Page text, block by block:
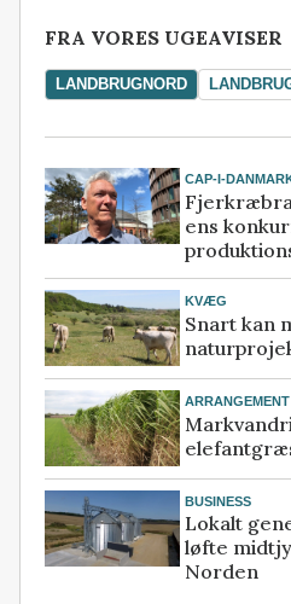
FRA VORES UGEAVISER
LANDBRUGNORD
CAP-I-
ens
KVÆG
Snart kan
ARRANGEMENT
BUSINESS
Lokalt
løfte
Norden